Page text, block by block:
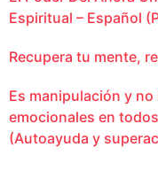
Espiritual – Español
Recupera tu mente,
Es manipulación y
emocionales en
(Autoayuda y